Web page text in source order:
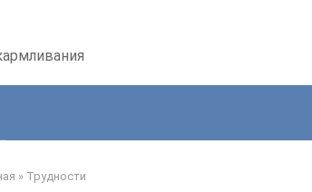
» Трудности